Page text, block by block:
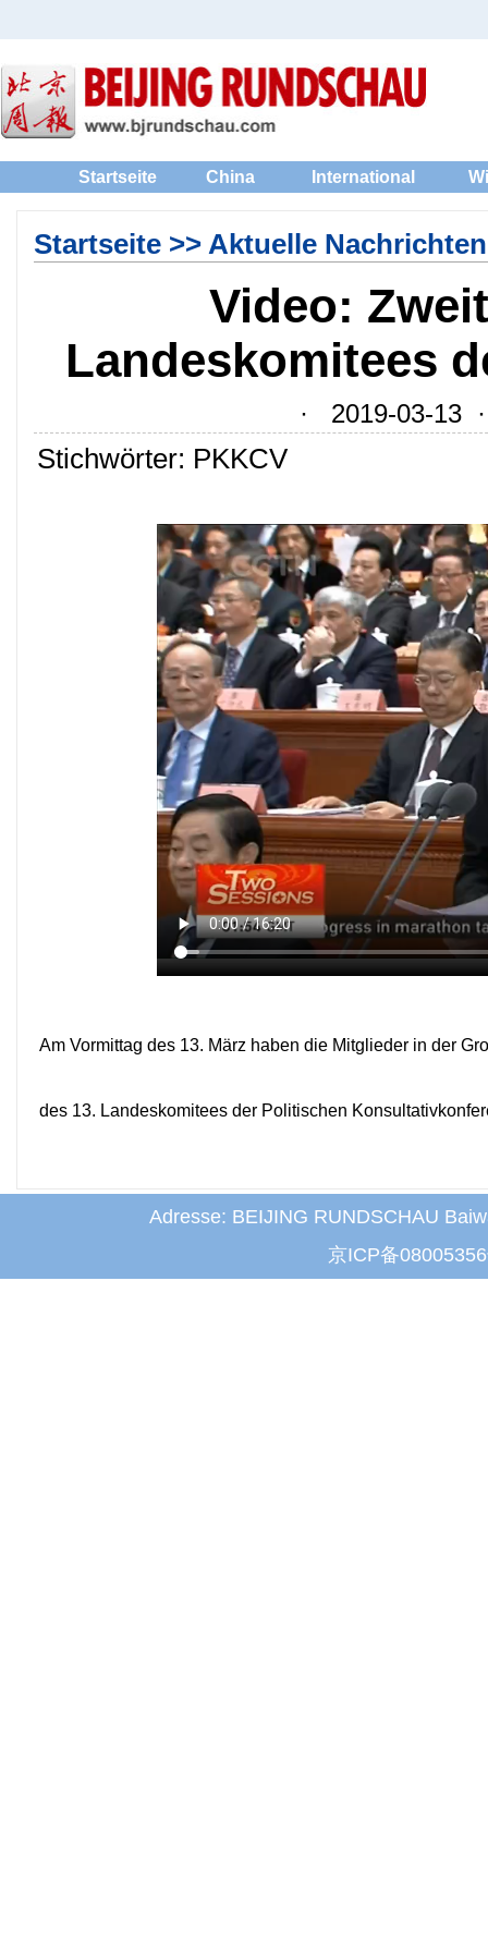
Startseite China International
Startseite>> Aktuelle Nachrichten
Video:
Landeskomitees
· 2019-03-13
Stichwörter: PKKCV
Am Vormittag des 13. März haben die Mitglieder in der
des 13. Landeskomitees der Politischen
Adresse: BEIJING RUNDSCHAU
京ICP备